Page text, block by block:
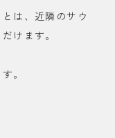
は、近隣のサウ
けます。
。